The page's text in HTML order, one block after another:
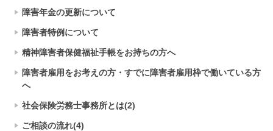
障害年金の更新について
障害者特例について
精神障害者保健福祉手帳をお持ちの方へ
障害者雇用をお考えの方・すでに障害者雇用枠で働いている方
へ
社会保険労務士事務所とは(2)
ご相談の流れ(4)